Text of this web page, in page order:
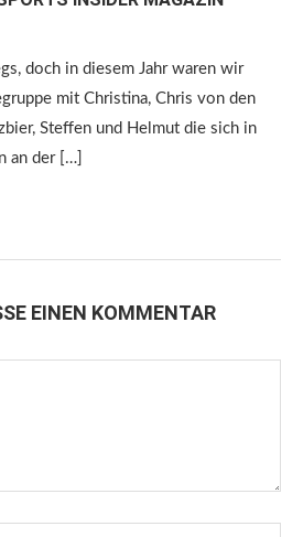
doch in diesem Jahr waren wir
mit Christina, Chris von den
Steffen und Helmut die sich in
an der […]
EINEN KOMMENTAR